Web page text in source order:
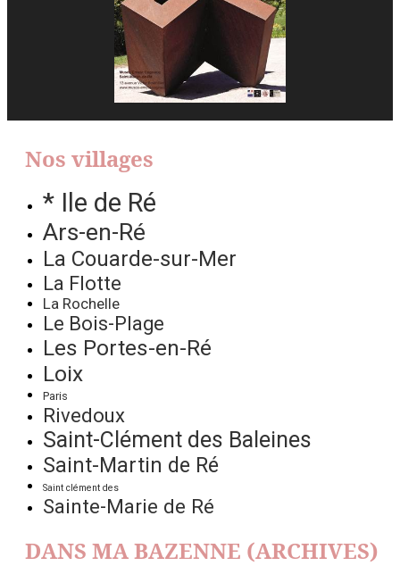
Nos villages
* Ile de Ré
Ars-en-Ré
La Couarde-sur-Mer
La Flotte
La Rochelle
Le Bois-Plage
Les Portes-en-Ré
Loix
Paris
Rivedoux
Saint-Clément des Baleines
Saint-Martin de Ré
Saint clément des
Sainte-Marie de Ré
DANS MA BAZENNE (ARCHIVES)